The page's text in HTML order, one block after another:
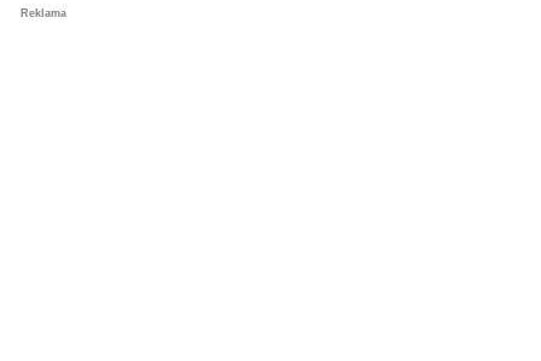
Reklama